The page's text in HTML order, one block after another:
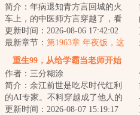
简介：年病退知青方言回城的火
车上，的中医师方言穿越了，看
过不少年代文的他知道，一般这
种情况下，自己...
更新时间：2026-08-06 17:42:02
最新章节： 第1963章 年夜饭，这
个项目我方言投了
重生99，从给学霸当老师开始
作者：三分糊涂
简介：余江前世是吃尽时代红利
的AI专家。不料穿越成了他人的
接盘侠。全家打工，独自留守，
更新时间：2026-08-07 15:19:17